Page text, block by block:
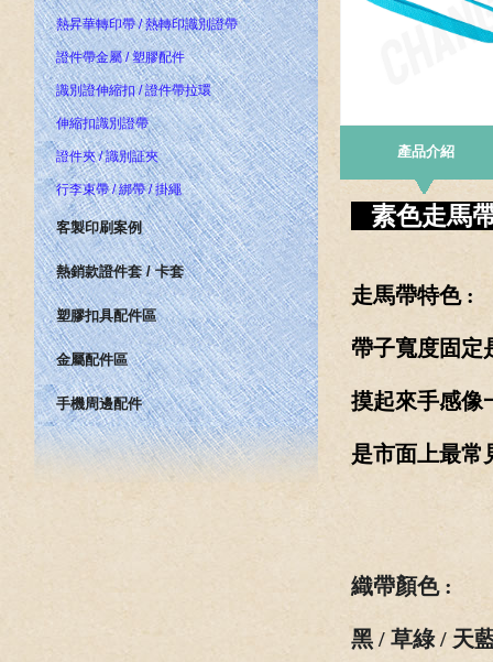
熱昇華轉印帶 / 熱轉印識別證帶
證件帶金屬 / 塑膠配件
識別證伸縮扣 / 證件帶拉環
伸縮扣識別證帶
證件夾 / 識別証夾
行李束帶 / 綁帶 / 掛繩
客製印刷案例
熱銷款證件套 / 卡套
塑膠扣具配件區
金屬配件區
手機周邊配件
產品介紹
素色走馬
走馬帶特色 :
帶子寬度固定
摸起來手感像
是市面上最常
織帶顏色 :
黑 / 草綠 / 天